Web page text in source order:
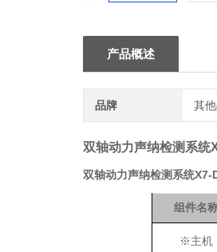
产品概述
品牌 其
双轴动力声纳检测系统
双轴动力声纳检测系统X7-
组件名
※ 主机